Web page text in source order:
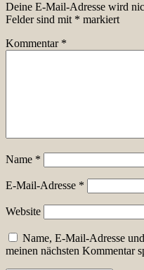
Deine E-Mail-Adresse wird
Felder sind mit * markiert
Kommentar *
Name *
E-Mail-Adresse *
Website
Name, E-Mail-Adresse
meinen nächsten Kommentar